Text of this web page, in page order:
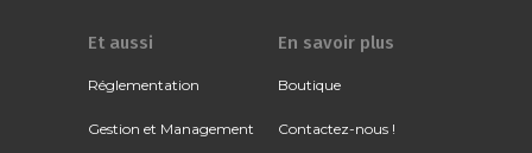
Et aussi
Réglementation
Gestion et Management
En savoir plus
Boutique
Contactez-nous !